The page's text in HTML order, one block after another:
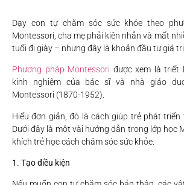
Dạy con tự chăm sóc sức khỏe theo
Montessori, cha mẹ phải kiên nhẫn và mất
tuổi đi giày – nhưng đây là khoản đầu tư giá trị.
Phương pháp Montessori được xem là triết
kinh nghiệm của bác sĩ và nhà giáo
Montessori (1870-1952).
Hiểu đơn giản, đó là cách giúp trẻ phát triển
Dưới đây là một vài hướng dẫn trong lớp học
khích trẻ học cách chăm sóc sức khỏe.
1. Tạo điều kiện